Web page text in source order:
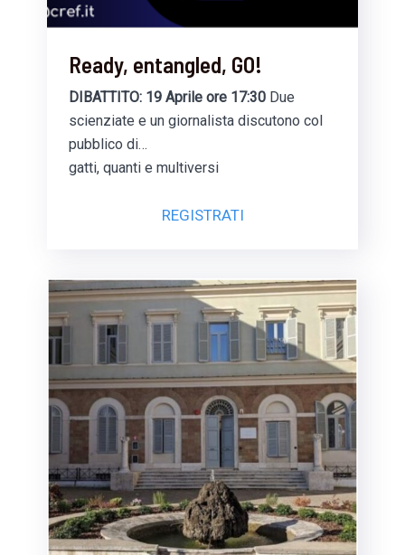
Ready, entangled, GO!
DIBATTITO: 19 Aprile ore 17:30 Due
scienziate e un giornalista discutono col
pubblico di…
gatti, quanti e multiversi
REGISTRATI